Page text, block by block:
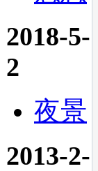
2018-5-
2
夜景
2013-2-